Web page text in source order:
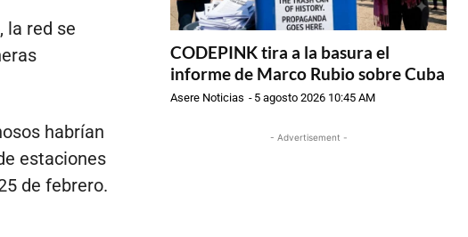
la red se
habrían
estaciones
de febrero.
CODEPINK tira a la basura el
informe de Marco Rubio sobre Cuba
Asere Noticias - 5 agosto 2026 10:45 AM
- Advertisement -